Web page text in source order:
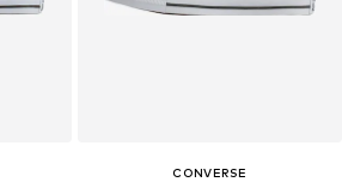
CONVERSE